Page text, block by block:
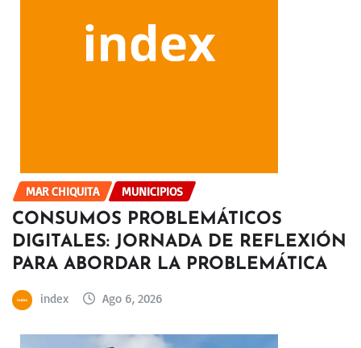
MAR CHIQUITA MUNICIPIOS
CONSUMOS PROBLEMÁTICOS
DIGITALES: JORNADA DE REFLEXIÓN
PARA ABORDAR LA PROBLEMÁTICA
index Ago 6, 2026